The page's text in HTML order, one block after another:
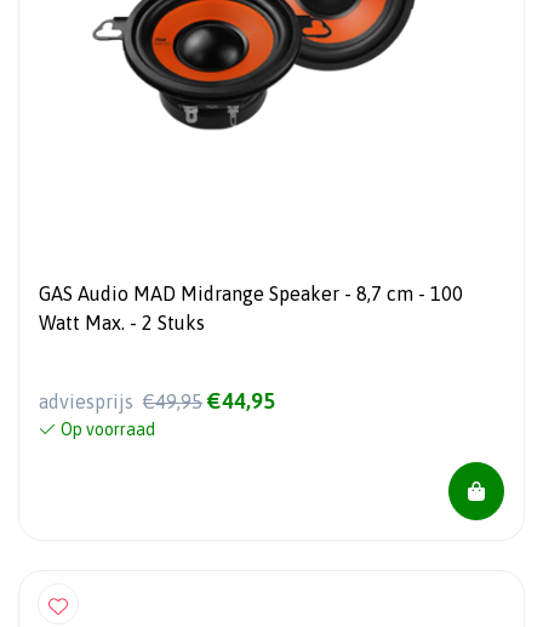
GAS Audio MAD Midrange Speaker - 8,7 cm - 100
Watt Max. - 2 Stuks
adviesprijs €49,95 €44,95
Op voorraad